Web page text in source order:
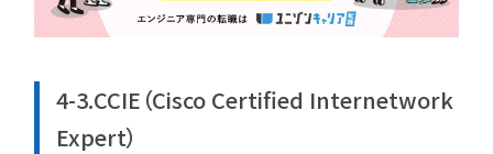
4-3.CCIE（Cisco Certified Internetwork
Expert）